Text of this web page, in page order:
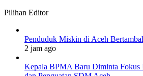
Pilihan Editor
Penduduk Miskin di Aceh
2 jam ago
Kepala BPMA Baru Diminta Fokus